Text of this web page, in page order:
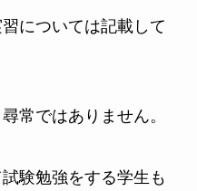
については記載して
常ではありません。
験勉強をする学生も